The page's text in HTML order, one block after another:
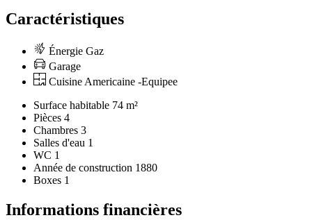
Caractéristiques
Énergie Gaz
Garage
Cuisine Americaine -Equipee
Surface habitable 74 m²
Pièces 4
Chambres 3
Salles d'eau 1
WC 1
Année de construction 1880
Boxes 1
Informations financières